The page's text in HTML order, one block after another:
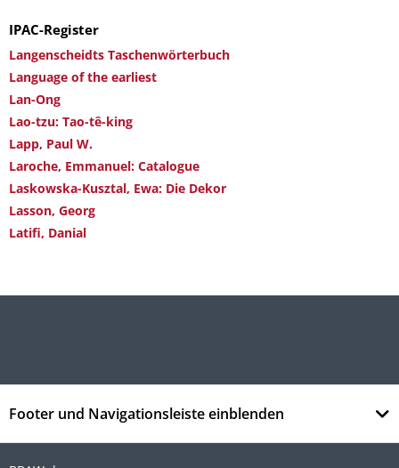
IPAC-Register
Langenscheidts Taschenwörterbuch
Language of the earliest
Lan-Ong
Lao-tzu: Tao-tê-king
Lapp, Paul W.
Laroche, Emmanuel: Catalogue
Laskowska-Kusztal, Ewa: Die Dekor
Lasson, Georg
Latifi, Danial
Footer und Navigationsleiste einblenden